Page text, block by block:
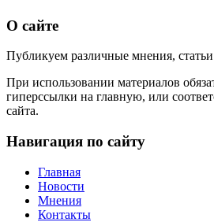
О сайте
Публикуем различные мнения,
При использовании материалов
гиперссылки на главную, или
сайта.
Навигация по сайту
Главная
Новости
Мнения
Контакты